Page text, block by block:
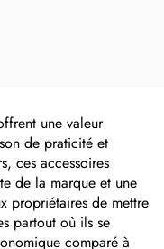
une valeur
de praticité et
ces accessoires
de la marque et une
propriétaires de mettre
partout où ils se
comparé à